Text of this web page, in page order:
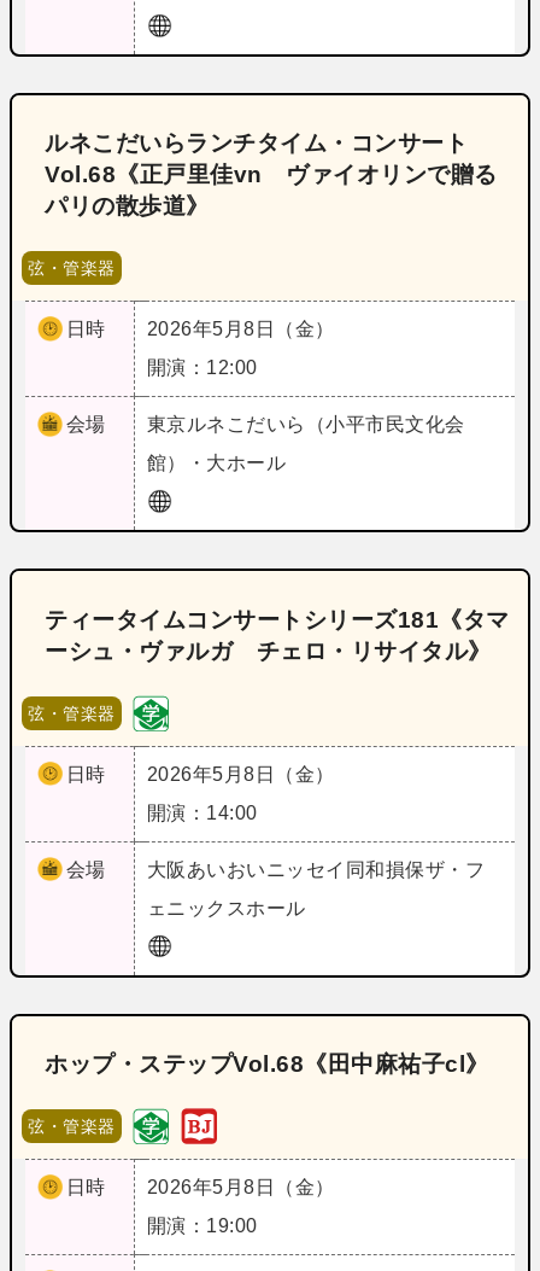
ルネこだいらランチタイム・コンサート
Vol.68《正戸里佳vn ヴァイオリンで贈る
パリの散歩道》
弦・管楽器
日時
2026年5月8日（金）
開演：12:00
会場 東京ルネこだいら（小平市民文化会
館）・大ホール
ティータイムコンサートシリーズ181《タマ
ーシュ・ヴァルガ チェロ・リサイタル》
弦・管楽器
日時
2026年5月8日（金）
開演：14:00
会場 大阪 あいおいニッセイ同和損保ザ・フ
ェニックスホール
ホップ・ステップVol.68《田中麻祐子cl》
弦・管楽器
日時
2026年5月8日（金）
開演：19:00